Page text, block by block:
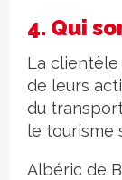
4. Qui
La clientèle
de leurs
du
le tourisme
Albéric de